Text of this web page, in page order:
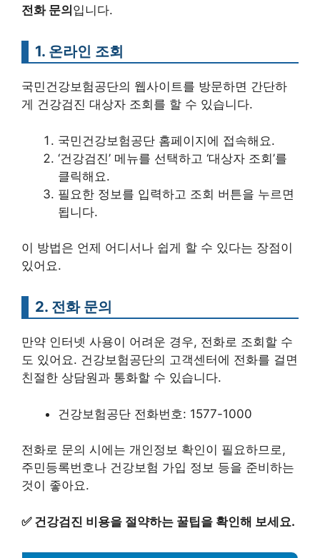
전화 문의 입니다.
1. 온라인 조회
국민건강보험공단의 웹사이트를 방문하면 간단하
게 건강검진 대상자 조회를 할 수 있습니다.
국민건강보험공단 홈페이지에 접속해요.
‘건강검진’ 메뉴를 선택하고 ‘대상자 조회’를
클릭해요.
필요한 정보를 입력하고 조회 버튼을 누르면
됩니다.
이 방법은 언제 어디서나 쉽게 할 수 있다는 장점이
있어요.
2. 전화 문의
만약 인터넷 사용이 어려운 경우, 전화로 조회할 수
도 있어요. 건강보험공단의 고객센터에 전화를 걸면
친절한 상담원과 통화할 수 있습니다.
건강보험공단 전화번호: 1577-1000
전화로 문의 시에는 개인정보 확인이 필요하므로,
주민등록번호나 건강보험 가입 정보 등을 준비하는
것이 좋아요.
✅ 건강검진 비용을 절약하는 꿀팁을 확인해 보세요.